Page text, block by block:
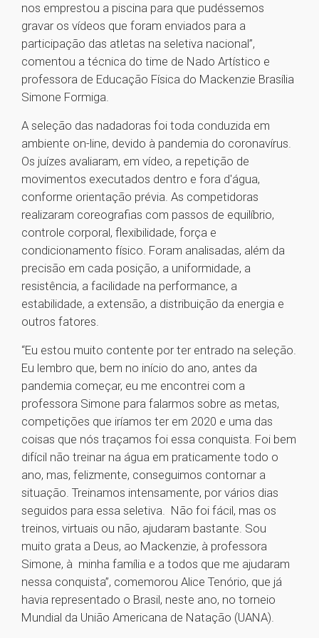
nos emprestou a piscina para que pudéssemos
gravar os vídeos que foram enviados para a
participação das atletas na seletiva nacional”,
comentou a técnica do time de Nado Artístico e
professora de Educação Física do Mackenzie Brasília
Simone Formiga.
A seleção das nadadoras foi toda conduzida em
ambiente on-line, devido à pandemia do coronavírus.
Os juízes avaliaram, em vídeo, a repetição de
movimentos executados dentro e fora d'água,
conforme orientação prévia. As competidoras
realizaram coreografias com passos de equilíbrio,
controle corporal, flexibilidade, força e
condicionamento físico. Foram analisadas, além da
precisão em cada posição, a uniformidade, a
resistência, a facilidade na performance, a
estabilidade, a extensão, a distribuição da energia e
outros fatores.
“Eu estou muito contente por ter entrado na seleção.
Eu lembro que, bem no início do ano, antes da
pandemia começar, eu me encontrei com a
professora Simone para falarmos sobre as metas,
competições que iríamos ter em 2020 e uma das
coisas que nós traçamos foi essa conquista. Foi bem
difícil não treinar na água em praticamente todo o
ano, mas, felizmente, conseguimos contornar a
situação. Treinamos intensamente, por vários dias
seguidos para essa seletiva. Não foi fácil, mas os
treinos, virtuais ou não, ajudaram bastante. Sou
muito grata a Deus, ao Mackenzie, à professora
Simone, à minha família e a todos que me ajudaram
nessa conquista”, comemorou Alice Tenório, que já
havia representado o Brasil, neste ano, no torneio
Mundial da União Americana de Natação (UANA).